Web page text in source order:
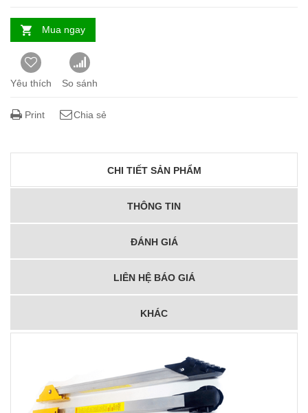
Mua ngay
Yêu thích So sánh
Print Chia sẻ
CHI TIẾT SẢN PHẨM
THÔNG TIN
ĐÁNH GIÁ
LIÊN HỆ BÁO GIÁ
KHÁC